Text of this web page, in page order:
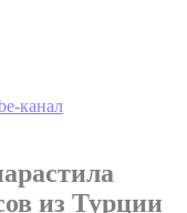
канал
из Турции